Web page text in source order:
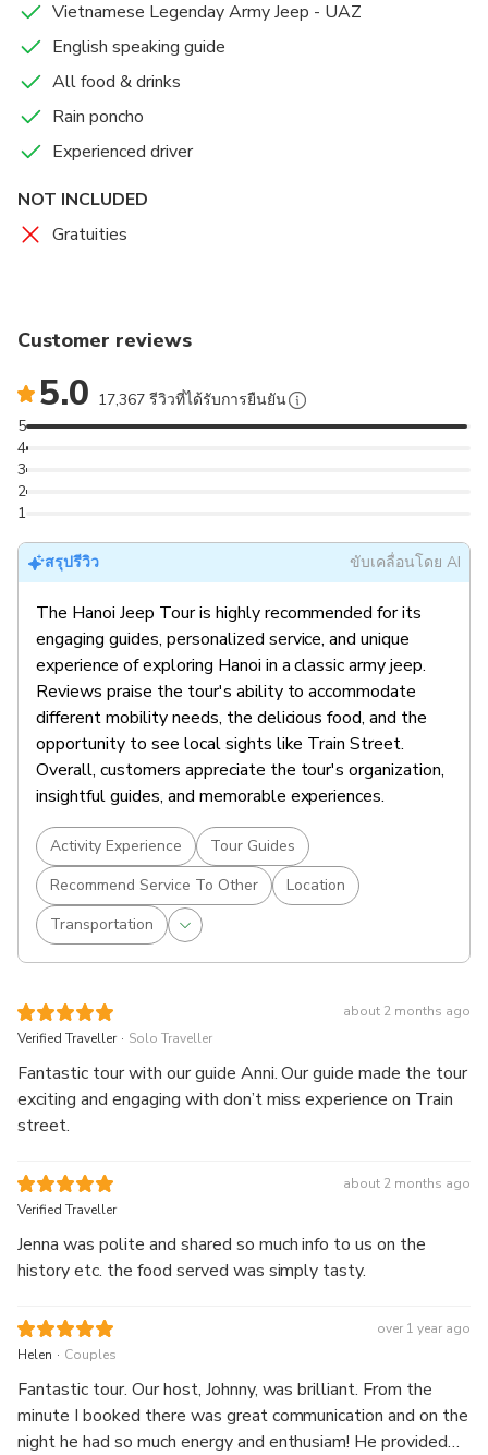
Hanoi fried spring rolls – A taste of Hanoi
Fresh spring rolls (Phở Cuốn) – a delicacy of Hanoi
Five-colored mixed noodles – Hanoi Specialty
Green papaya salad – The most common Salad in
Egg Coffee – Hanoi’s creamy, iconic specialty
Local Moonshine (rice wine) – a traditional sip with a
All food and drinks are healthy, organic, and truly
Vietnamese Legenday Army Jeep - UAZ
English speaking guide
All food & drinks
Rain poncho
Experienced driver
NOT INCLUDED
Gratuities
Customer reviews
5.0 17,367 รีวิวที่ได้รับการยืนยัน
1
2
3
4
5
สรุปรีวิว ขับเคลื่อนโดย AI
The Hanoi Jeep Tour is highly recommended for its
engaging guides, personalized service, and unique
experience of exploring Hanoi in a classic army jeep.
Reviews praise the tour's ability to accommodate
different mobility needs, the delicious food, and the
opportunity to see local sights like Train Street.
Overall, customers appreciate the tour's organization,
insightful guides, and memorable experiences.
Activity Experience
Tour Guides
Recommend Service To Other
Location
Transportation
about 2 months ago
Verified Traveller . Solo Traveller
Fantastic tour with our guide Anni. Our guide made the tour
exciting and engaging with don’t miss experience on Train
street.
about 2 months ago
Verified Traveller
Jenna was polite and shared so much info to us on the
history etc. the food served was simply tasty.
over 1 year ago
Helen . Couples
Fantastic tour. Our host, Johnny, was brilliant. From the
minute I booked there was great communication and on the
night he had so much energy and enthusiam! He provided